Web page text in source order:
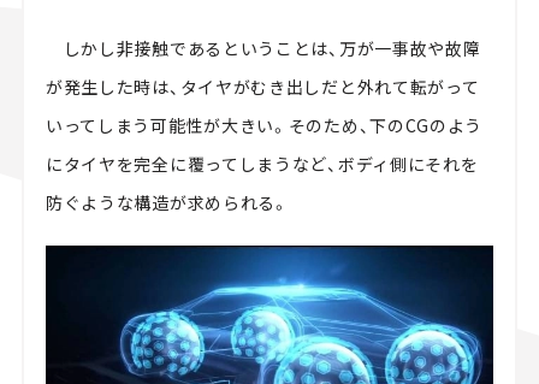
しかし非接触であるということは、万が一事故や故障
が発生した時は、タイヤがむき出しだと外れて転がって
いってしまう可能性が大きい。そのため、下のCGのよう
にタイヤを完全に覆ってしまうなど、ボディ側にそれを
防ぐような構造が求められる。